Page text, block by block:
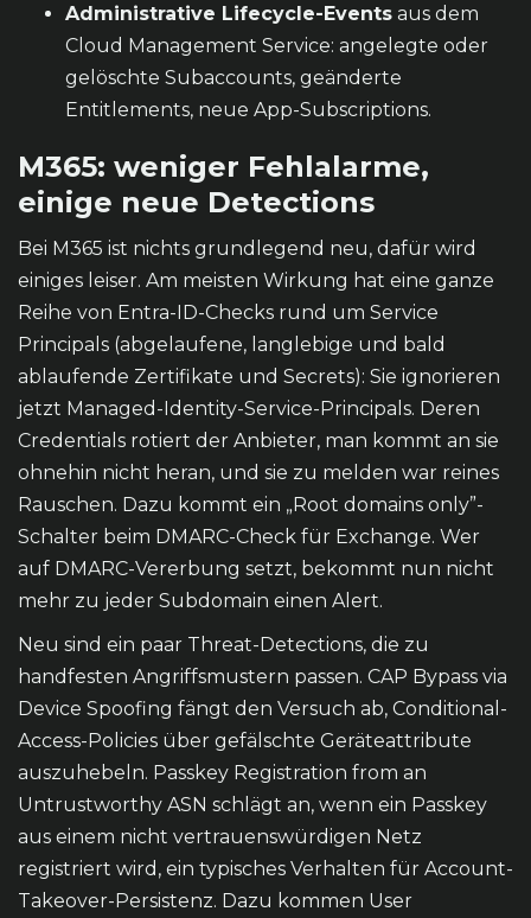
Administrative Lifecycle-Events aus dem
Cloud Management Service: angelegte oder
gelöschte Subaccounts, geänderte
Entitlements, neue App-Subscriptions.
M365: weniger Fehlalarme,
einige neue Detections
Bei M365 ist nichts grundlegend neu, dafür wird
einiges leiser. Am meisten Wirkung hat eine ganze
Reihe von Entra-ID-Checks rund um Service
Principals (abgelaufene, langlebige und bald
ablaufende Zertifikate und Secrets): Sie ignorieren
jetzt Managed-Identity-Service-Principals. Deren
Credentials rotiert der Anbieter, man kommt an sie
ohnehin nicht heran, und sie zu melden war reines
Rauschen. Dazu kommt ein „Root domains only”-
Schalter beim DMARC-Check für Exchange. Wer
auf DMARC-Vererbung setzt, bekommt nun nicht
mehr zu jeder Subdomain einen Alert.
Neu sind ein paar Threat-Detections, die zu
handfesten Angriffsmustern passen. CAP Bypass via
Device Spoofing fängt den Versuch ab, Conditional-
Access-Policies über gefälschte Geräteattribute
auszuhebeln. Passkey Registration from an
Untrustworthy ASN schlägt an, wenn ein Passkey
aus einem nicht vertrauenswürdigen Netz
registriert wird, ein typisches Verhalten für Account-
Takeover-Persistenz. Dazu kommen User